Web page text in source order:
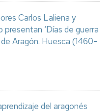
Carlos Laliena y
presentan ‘Días de guerra
Aragón. Huesca (1460-
del aragonés